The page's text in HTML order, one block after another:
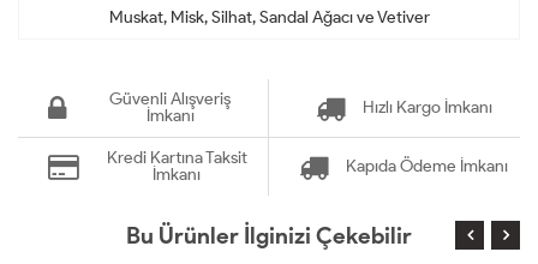
Muskat, Misk, Silhat, Sandal Ağacı ve Vetiver
Güvenli Alışveriş
İmkanı
Hızlı Kargo İmkanı
Kredi Kartına Taksit
İmkanı
Kapıda Ödeme İmkanı
Bu Ürünler İlginizi Çekebilir